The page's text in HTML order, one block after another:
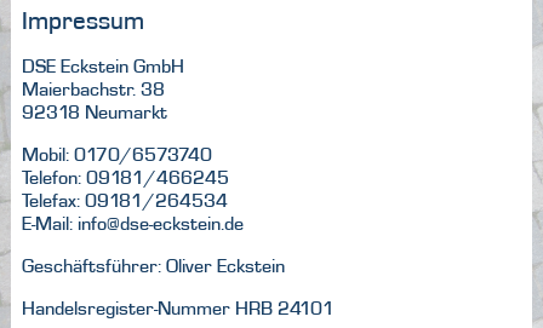
Impressum
DSE Eckstein GmbH
Maierbachstr. 38
92318 Neumarkt
Mobil: 0170/6573740
Telefon: 09181/466245
Telefax: 09181/264534
E-Mail: info@dse-eckstein.de
Geschäftsführer: Oliver Eckstein
Handelsregister-Nummer HRB 24101